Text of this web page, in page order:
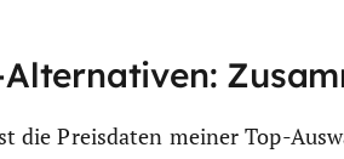
die Preisdaten meiner Top-